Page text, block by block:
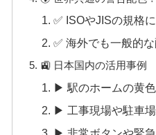
✅ ISOやJISの規格
✅ 海外でも一般的
🚉 日本国内の活用事例
▶ 駅のホームの黄
▶ 工事現場や駐車